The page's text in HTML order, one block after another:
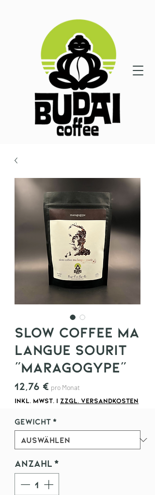
slow coffee ma
langue sourit
"Maragogype"
12,76 € Preis
pro Monat
inkl. MwSt. | zzgl. Versandkosten
Gewicht *
Anzahl *